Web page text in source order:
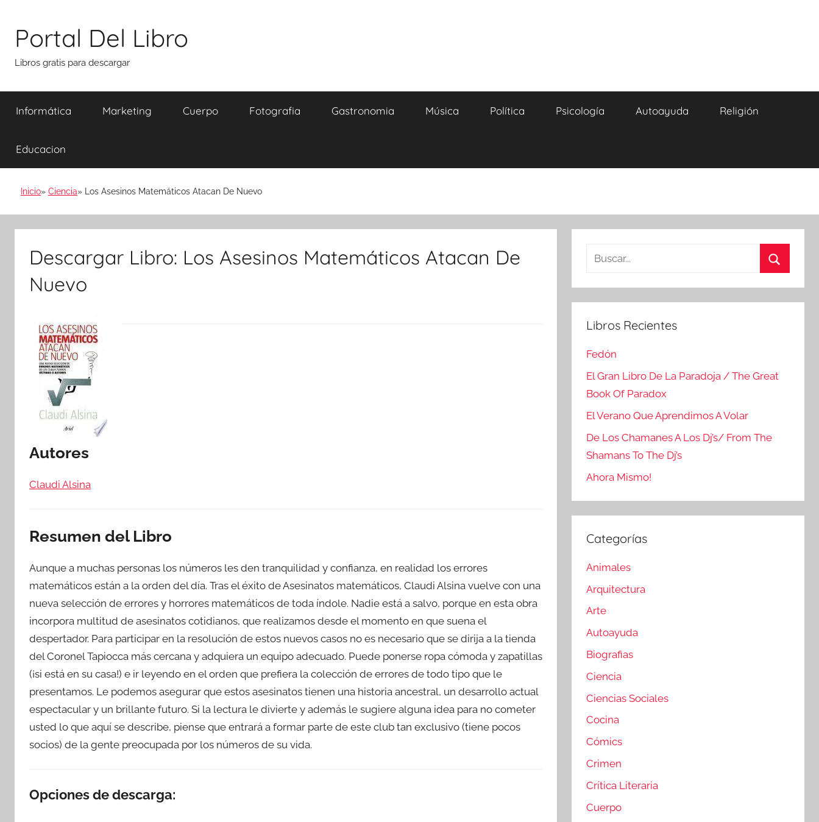
contenido
Portal Del Libro
Libros gratis para descargar
Informática Marketing Cuerpo Fotografia Gastronomia Música Política Psicología Autoayuda Religión
Educacion
Inicio Ciencia Los Asesinos Matemáticos Atacan De Nuevo
Descargar Libro: Los Asesinos Matemáticos Atacan De
Nuevo
Autores
Claudi Alsina
Resumen del Libro
Aunque a muchas personas los números les den tranquilidad y confianza, en realidad los errores
matemáticos están a la orden del día. Tras el éxito de Asesinatos matemáticos, Claudi Alsina vuelve con una
nueva selección de errores y horrores matemáticos de toda índole. Nadie está a salvo, porque en esta obra
incorpora multitud de asesinatos cotidianos, que realizamos desde el momento en que suena el
despertador. Para participar en la resolución de estos nuevos casos no es necesario que se dirija a la tienda
del Coronel Tapiocca más cercana y adquiera un equipo adecuado. Puede ponerse ropa cómoda y zapatillas
(¡si está en su casa!) e ir leyendo en el orden que prefiera la colección de errores de todo tipo que le
presentamos. Le podemos asegurar que estos asesinatos tienen una historia ancestral, un desarrollo actual
espectacular y un brillante futuro. Si la lectura le divierte y además le sugiere alguna idea para no cometer
usted lo que aquí se describe, piense que entrará a formar parte de este club tan exclusivo (tiene pocos
socios) de la gente preocupada por los números de su vida.
Opciones de descarga:
Buscar:
Libros Recientes
Fedón
El Gran Libro De La Paradoja / The Great
Book Of Paradox
El Verano Que Aprendimos A Volar
De Los Chamanes A Los Dj’s/ From The
Shamans To The Dj’s
Ahora Mismo!
Categorías
Animales
Arquitectura
Arte
Autoayuda
Biografias
Ciencia
Ciencias Sociales
Cocina
Cómics
Crimen
Crítica Literaria
Cuerpo